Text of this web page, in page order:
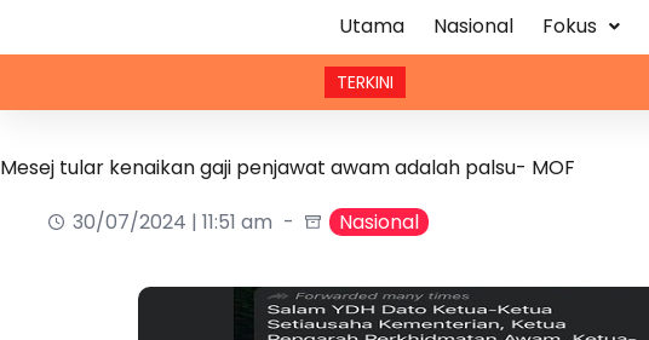
Utama Nasional Fokus
TERKINI
Mesej tular kenaikan gaji penjawat awam adalah palsu- MOF
30/07/2024 | 11:51 am
Nasional